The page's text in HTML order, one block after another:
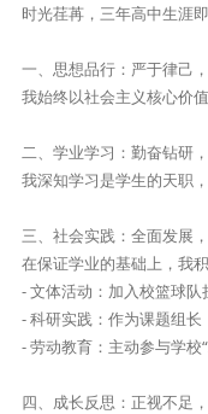
时光荏苒，三年高中生涯
一、思想品行：严于律己
我始终以社会主义核心价
二、学业学习：勤奋钻研
我深知学习是学生的天职
三、社会实践：全面发展
在保证学业的基础上，我
- 文体活动：加入校篮球
- 科研实践：作为课题组
- 劳动教育：主动参与学
四、成长反思：正视不足